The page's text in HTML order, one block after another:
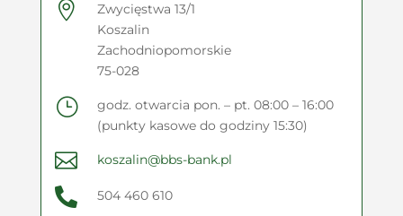

Zwycięstwa 13/1
Koszalin
Zachodniopomorskie
75-028
}
godz. otwarcia pon. – pt. 08:00 – 16:00
(punkty kasowe do godziny 15:30)
 koszalin@bbs-bank.pl
 504 460 610